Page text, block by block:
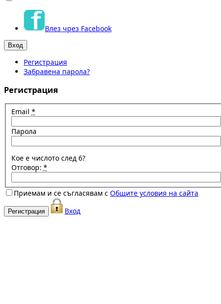
Влез чрез Facebook
Регистрация
Забравена парола?
Регистрация
Email *
Парола
Кое е числото след 6?
Отговор: *
Приемам и се съгласявам с Общите условия на сайта
Вход